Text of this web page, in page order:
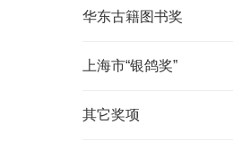
华东古籍图书奖
上海市“银鸽奖”
其它奖项